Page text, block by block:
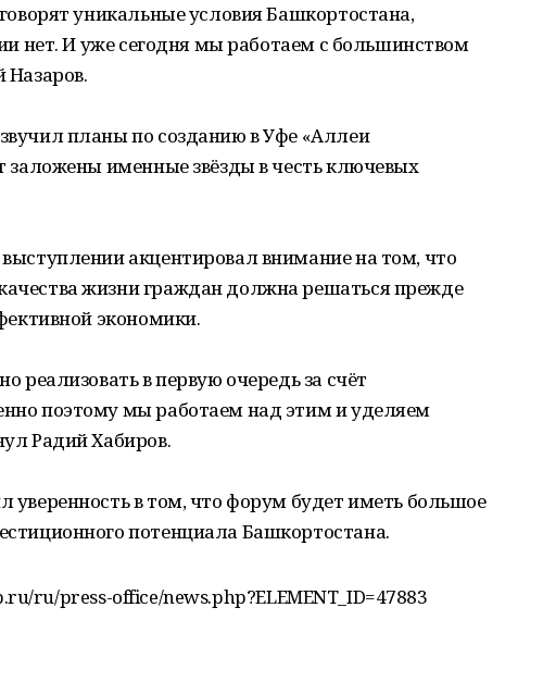
уникальные условия Башкортостана,
нет. И уже сегодня мы работаем с большинством
Назаров.
планы по созданию в Уфе «Аллеи
заложены именные звёзды в честь ключевых
акцентировал внимание на том, что
жизни граждан должна решаться прежде
экономики.
реализовать в первую очередь за счёт
поэтому мы работаем над этим и уделяем
Радий Хабиров.
уверенность в том, что форум будет иметь большое
потенциала Башкортостана.
ru/press-office/news.php?ELEMENT_ID=47883